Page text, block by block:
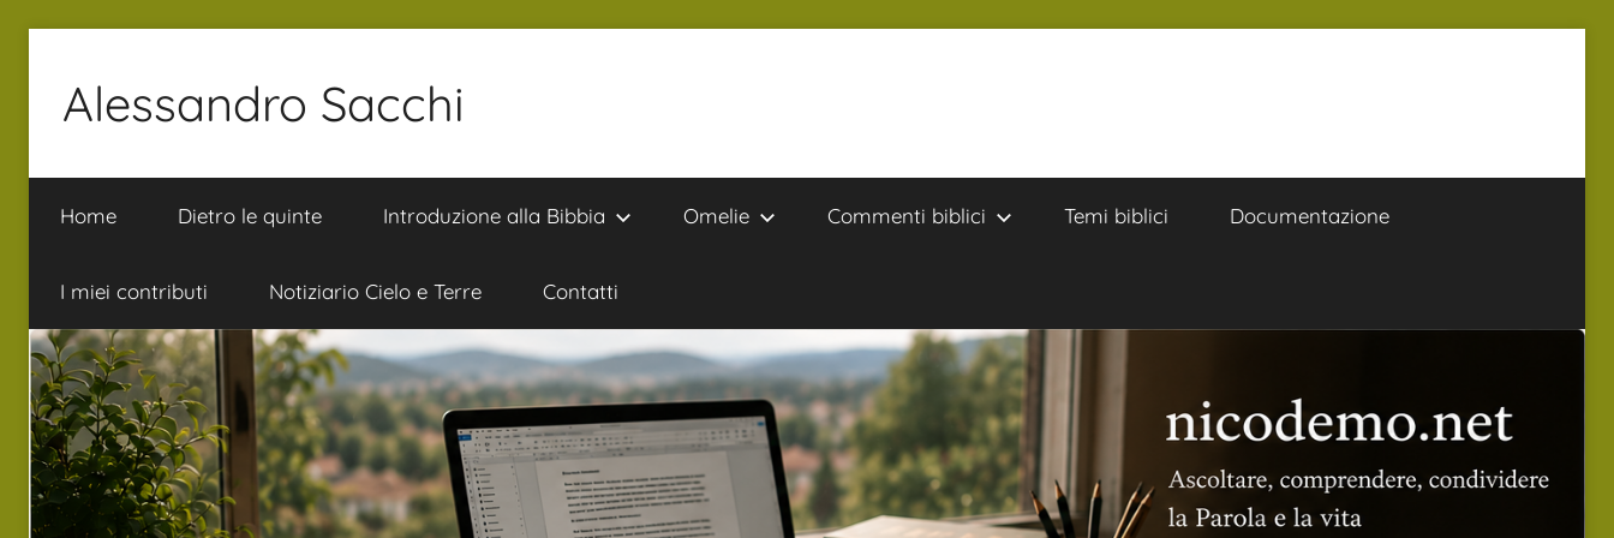
contenuto
Alessandro Sacchi
Interpretazione
Vita
Home Dietro le quinte Introduzione alla Bibbia Omelie Commenti biblici Temi biblici Documentazione
I miei contributi Notiziario Cielo e Terre Contatti